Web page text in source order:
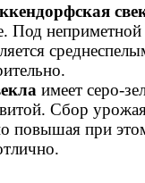
Под неприметной
имеет серо-
Сбор
повышая при